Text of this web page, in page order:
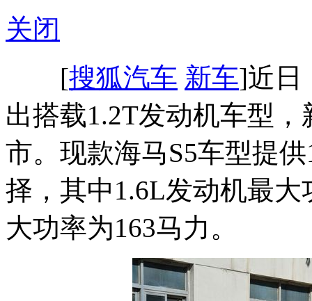
关闭
[搜狐汽车 新车]近日
出搭载1.2T发动机车型
市。现款海马S5车型提
择，其中1.6L发动机最
大功率为163马力。